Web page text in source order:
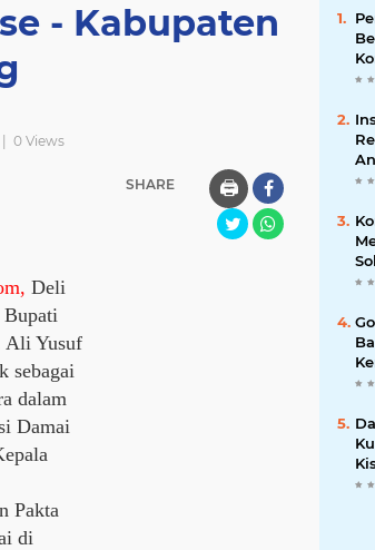
- Kabupaten
0 Views
SHARE 🖨️
Deli
Bupati
Ali Yusuf
sebagai
dalam
Damai
Pakta
di